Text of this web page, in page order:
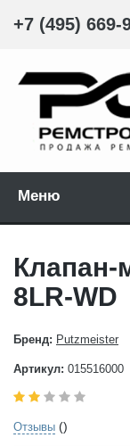
+7 (495) 669-
Меню
Клапан-
8LR-WD
Бренд: Putzmeister
Артикул: 015516000
Отзывы ()